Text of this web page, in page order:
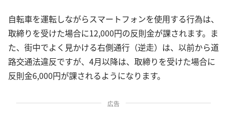
自転車を運転しながらスマートフォンを使用する行為は、
取締りを受けた場合に12,000円の反則金が課されます。ま
た、街中でよく見かける右側通行（逆走）は、以前から道
路交通法違反ですが、4月以降は、取締りを受けた場合に
反則金6,000円が課されるようになります。
広告